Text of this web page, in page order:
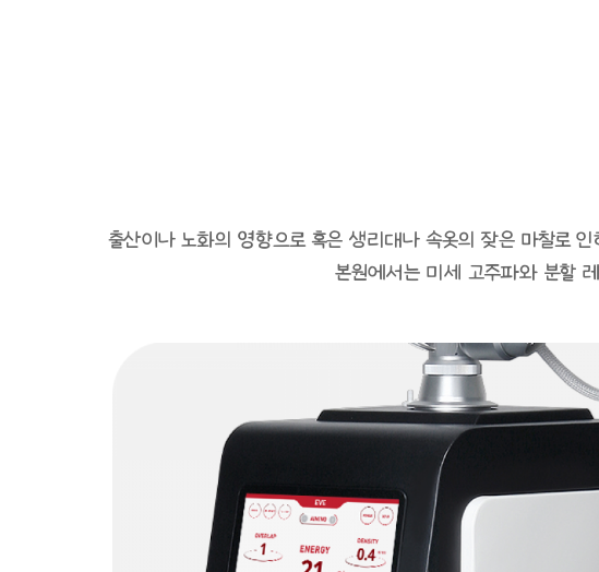
출산이나 노화의 영향으로 혹은 생리대나 속옷의 잦은 마찰로
본원에서는 미세 고주파와 분할